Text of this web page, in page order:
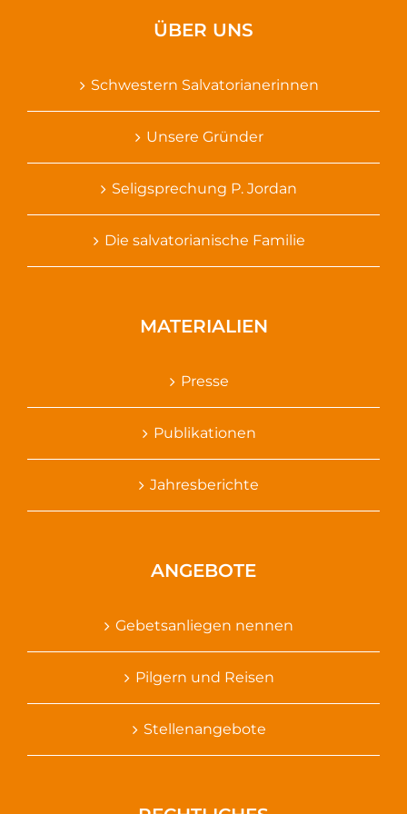
ÜBER UNS
Schwestern Salvatorianerinnen
Unsere Gründer
Seligsprechung P. Jordan
Die salvatorianische Familie
MATERIALIEN
Presse
Publikationen
Jahresberichte
ANGEBOTE
Gebetsanliegen nennen
Pilgern und Reisen
Stellenangebote